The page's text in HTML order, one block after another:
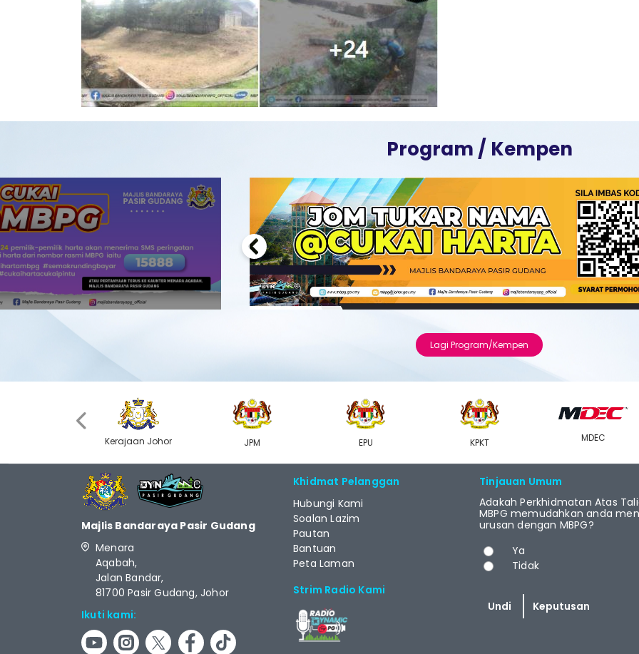
Program / Kempen
Previous
Lagi Program/Kempen
Kerajaan Johor JPM EPU KPKT MDEC
Majlis Bandaraya Pasir Gudang
Menara
Aqabah,
Jalan Bandar,
81700 Pasir Gudang, Johor
Ikuti kami:
Khidmat Pelanggan
Hubungi Kami
Soalan Lazim
Pautan
Bantuan
Peta Laman
Strim Radio Kami
Tinjauan Umum
Adakah Perkhidmatan Atas
MBPG memudahkan anda
urusan dengan MBPG?
Pilihan
Ya
Tidak